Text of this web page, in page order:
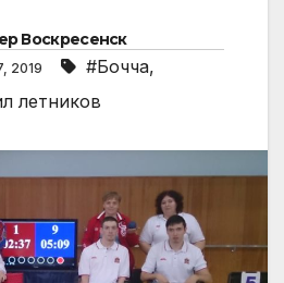
Воскресенск
2019 #Бочча,
летников